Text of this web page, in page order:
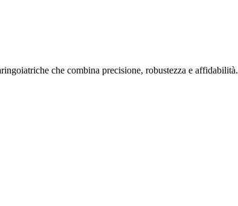
che combina precisione, robustezza e affidabilità.